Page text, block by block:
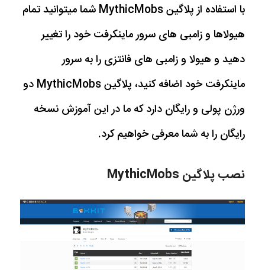
با استفاده از پلاگین MythicMobs شما میتوانید تمام
هیولاها و زامبی های سرور ماینکرفت خود را تغییر
دهید و هیولا و زامبی های فانتزی را به سرور
ماینکرفت خود اضافه کنید، پلاگین MythicMobs دو
ورژن پولی و رایگان دارد که ما در این آموزش نسخه
رایگان را به شما معرفی خواهیم کرد.
نصب پلاگین MythicMobs